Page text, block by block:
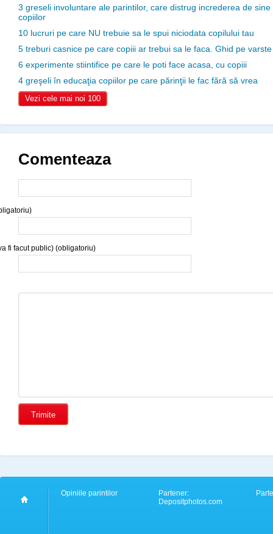
3 greseli involuntare ale parintilor, care distrug increderea de sine
copiilor
10 lucruri pe care NU trebuie sa le spui niciodata copilului tau
5 treburi casnice pe care copiii ar trebui sa le faca. Ghid pe varste
6 experimente stiintifice pe care le poti face acasa, cu copiii
4 greşeli în educaţia copiilor pe care părinţii le fac fără să vrea
Vezi cele mai noi 100
Comenteaza
fi facut public) (obligatoriu)
Opiniile parintilor
Partener:
Depositphotos.com